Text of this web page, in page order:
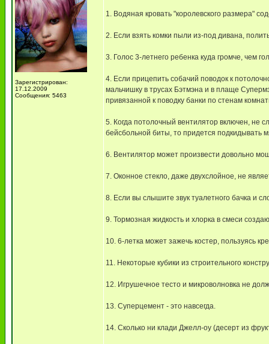
Зарегистрирован:
17.12.2009
Сообщения: 5463
1. Водяная кровать "королевского размера"
2. Если взять комки пыли из-под дивана,
3. Голос 3-летнего ребенка куда громче, чем
4. Если прицепить собачий поводок к
мальчишку в трусах Бэтмэна и в плаще
привязанной к поводку банки по стенам
5. Когда потолочный вентилятор включен, не
бейсбольной биты, то придется подкидывать
6. Вентилятор может произвести довольно
7. Оконное стекло, даже двухслойное, не
8. Если вы слышите звук туалетного бачка и
9. Тормозная жидкость и хлорка в смеси
10. 6-летка может зажечь костер, пользуясь
11. Некоторые кубики из строительного
12. Игрушечное тесто и микроволновка не
13. Суперцемент - это навсегда.
14. Сколько ни клади Джелл-оу (десерт из